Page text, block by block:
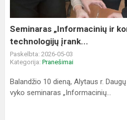
Seminaras „Informacinių ir
technologijų įrank...
Paskelbta: 2026-05-03
Kategorija: Pranešimai
Balandžio 10 dieną, Alytaus r.
vyko seminaras „Informacinių...